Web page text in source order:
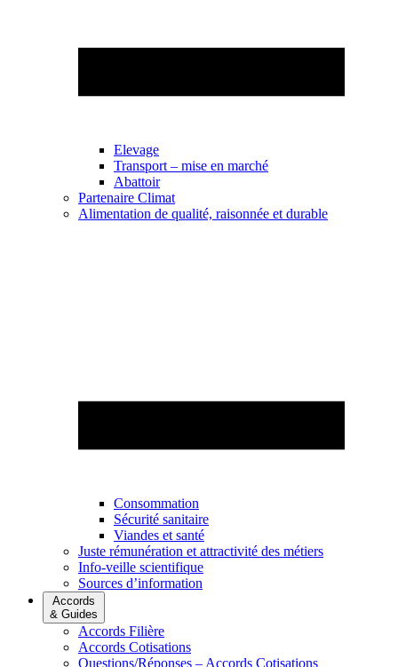
Elevage
Transport – mise en marché
Abattoir
Partenaire Climat
Alimentation de qualité, raisonnée et durable
Consommation
Sécurité sanitaire
Viandes et santé
Juste rémunération et attractivité des métiers
Info-veille scientifique
Sources d’information
Accords
& Guides
Accords Filière
Accords Cotisations
Questions/Réponses – Accords Cotisations